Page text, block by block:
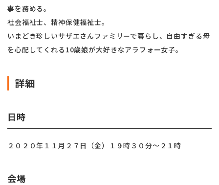
事を務める。
社会福祉士、精神保健福祉士。
いまどき珍しいサザエさんファミリーで暮らし、自由すぎる母
を心配してくれる10歳娘が大好きなアラフォー女子。
詳細
日時
２０２０年１１月２７日（金）１９時３０分〜２１時
会場